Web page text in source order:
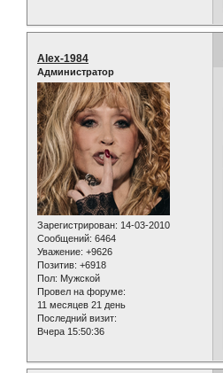
Alex-1984
Администратор
Зарегистрирован: 14-03-2010
Сообщений: 6464
Уважение: +9626
Позитив: +6918
Пол: Мужской
Провел на форуме:
11 месяцев 21 день
Последний визит:
Вчера 15:50:36